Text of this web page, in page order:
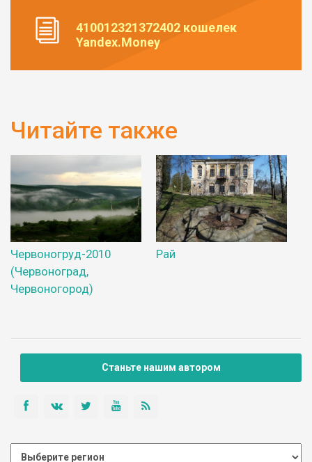
410012321372402 кошелек
Yandex.Money
Читайте также
Червоногруд-2010
(Червоноград,
Червоногород)
Рай
Станьте нашим автором